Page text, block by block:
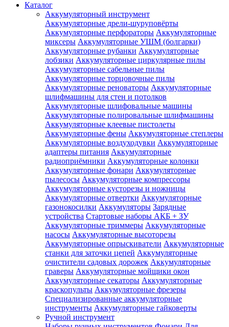
Каталог
Аккумуляторный инструмент
Аккумуляторные дрели-шуруповёрты
Аккумуляторные перфораторы Аккумуляторные
миксеры Аккумуляторные УШМ (болгарки)
Аккумуляторные рубанки Аккумуляторные
лобзики Аккумуляторные циркулярные пилы
Аккумуляторные сабельные пилы
Аккумуляторные торцовочные пилы
Аккумуляторные реноваторы Аккумуляторные
шлифмашины для стен и потолков
Аккумуляторные шлифовальные машины
Аккумуляторные полировальные шлифмашины
Аккумуляторные клеевые пистолеты
Аккумуляторные фены Аккумуляторные степлеры
Аккумуляторные воздуходувки Аккумуляторные
адаптеры питания Аккумуляторные
радиоприёмники Аккумуляторные колонки
Аккумуляторные фонари Аккумуляторные
пылесосы Аккумуляторные компрессоры
Аккумуляторные кусторезы и ножницы
Аккумуляторные отвертки Аккумуляторные
газонокосилки Аккумуляторы Зарядные
устройства Стартовые наборы АКБ + ЗУ
Аккумуляторные триммеры Аккумуляторные
насосы Аккумуляторные высоторезы
Аккумуляторные опрыскиватели Аккумуляторные
станки для заточки цепей Аккумуляторные
очистители садовых дорожек Аккумуляторные
граверы Аккумуляторные мойщики окон
Аккумуляторные секаторы Аккумуляторные
краскопульты Аккумуляторные фрезеры
Специализированные аккумуляторные
инструменты Аккумуляторные гайковерты
Ручной инструмент